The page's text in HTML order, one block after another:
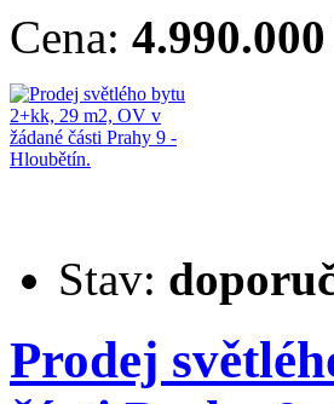
Cena:
Stav:
Prodej